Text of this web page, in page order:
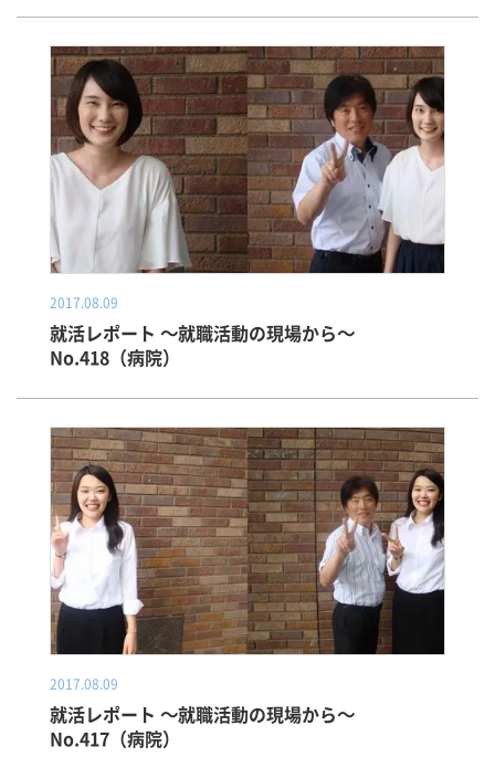
2017.08.09
就活レポート ～就職活動の現場から～
No.418（病院）
2017.08.09
就活レポート ～就職活動の現場から～
No.417（病院）